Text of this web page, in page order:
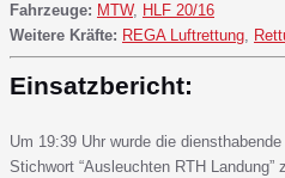
Fahrzeuge: MTW, HLF 20/16
Weitere Kräfte: REGA Luftrettung,
Einsatzbericht:
Um 19:39 Uhr wurde die
Stichwort “Ausleuchten RTH